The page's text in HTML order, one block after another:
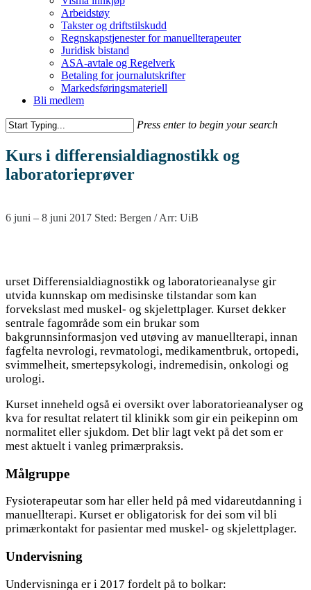
Arbeidstøy
Takster og driftstilskudd
Regnskapstjenester for manuellterapeuter
Juridisk bistand
ASA-avtale og Regelverk
Betaling for journalutskrifter
Markedsføringsmateriell
Bli medlem
Press enter to begin your search
Kurs i differensialdiagnostikk og
laboratorieprøver
6 juni – 8 juni 2017 Sted: Bergen / Arr: UiB
urset Differensialdiagnostikk og laboratorieanalyse gir
utvida kunnskap om medisinske tilstandar som kan
forvekslast med muskel- og skjelettplager. Kurset dekker
sentrale fagområde som ein brukar som
bakgrunnsinformasjon ved utøving av manuellterapi, innan
fagfelta nevrologi, revmatologi, medikamentbruk, ortopedi,
svimmelheit, smertepsykologi, indremedisin, onkologi og
urologi.
Kurset inneheld også ei oversikt over laboratorieanalyser og
kva for resultat relatert til klinikk som gir ein peikepinn om
normalitet eller sjukdom. Det blir lagt vekt på det som er
mest aktuelt i vanleg primærpraksis.
Målgruppe
Fysioterapeutar som har eller held på med vidareutdanning i
manuellterapi. Kurset er obligatorisk for dei som vil bli
primærkontakt for pasientar med muskel- og skjelettplager.
Undervisning
Undervisninga er i 2017 fordelt på to bolkar: